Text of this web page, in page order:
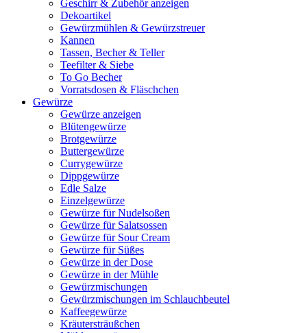
Geschirr & Zubehör anzeigen
Dekoartikel
Gewürzmühlen & Gewürzstreuer
Kannen
Tassen, Becher & Teller
Teefilter & Siebe
To Go Becher
Vorratsdosen & Fläschchen
Gewürze
Gewürze anzeigen
Blütengewürze
Brotgewürze
Buttergewürze
Currygewürze
Dippgewürze
Edle Salze
Einzelgewürze
Gewürze für Nudelsoßen
Gewürze für Salatsossen
Gewürze für Sour Cream
Gewürze für Süßes
Gewürze in der Dose
Gewürze in der Mühle
Gewürzmischungen
Gewürzmischungen im Schlauchbeutel
Kaffeegewürze
Kräutersträußchen